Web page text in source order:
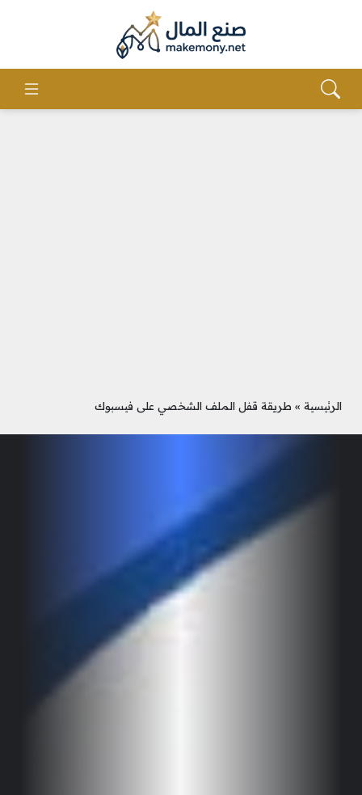
الرئيسية » طريقة قفل الملف الشخصي على فيسبوك